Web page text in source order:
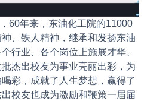
60年来，东油化工院的11000
、铁人精神，继承和发扬东油
行业、各个岗位上施展才华、
杰出校友为事业亮丽出彩，为
彩，成就了人生梦想，赢得了
校友也成为激励和鞭策一届届